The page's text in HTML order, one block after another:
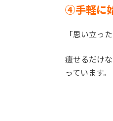
④手軽に
「思い立っ
痩せるだけ
っています。